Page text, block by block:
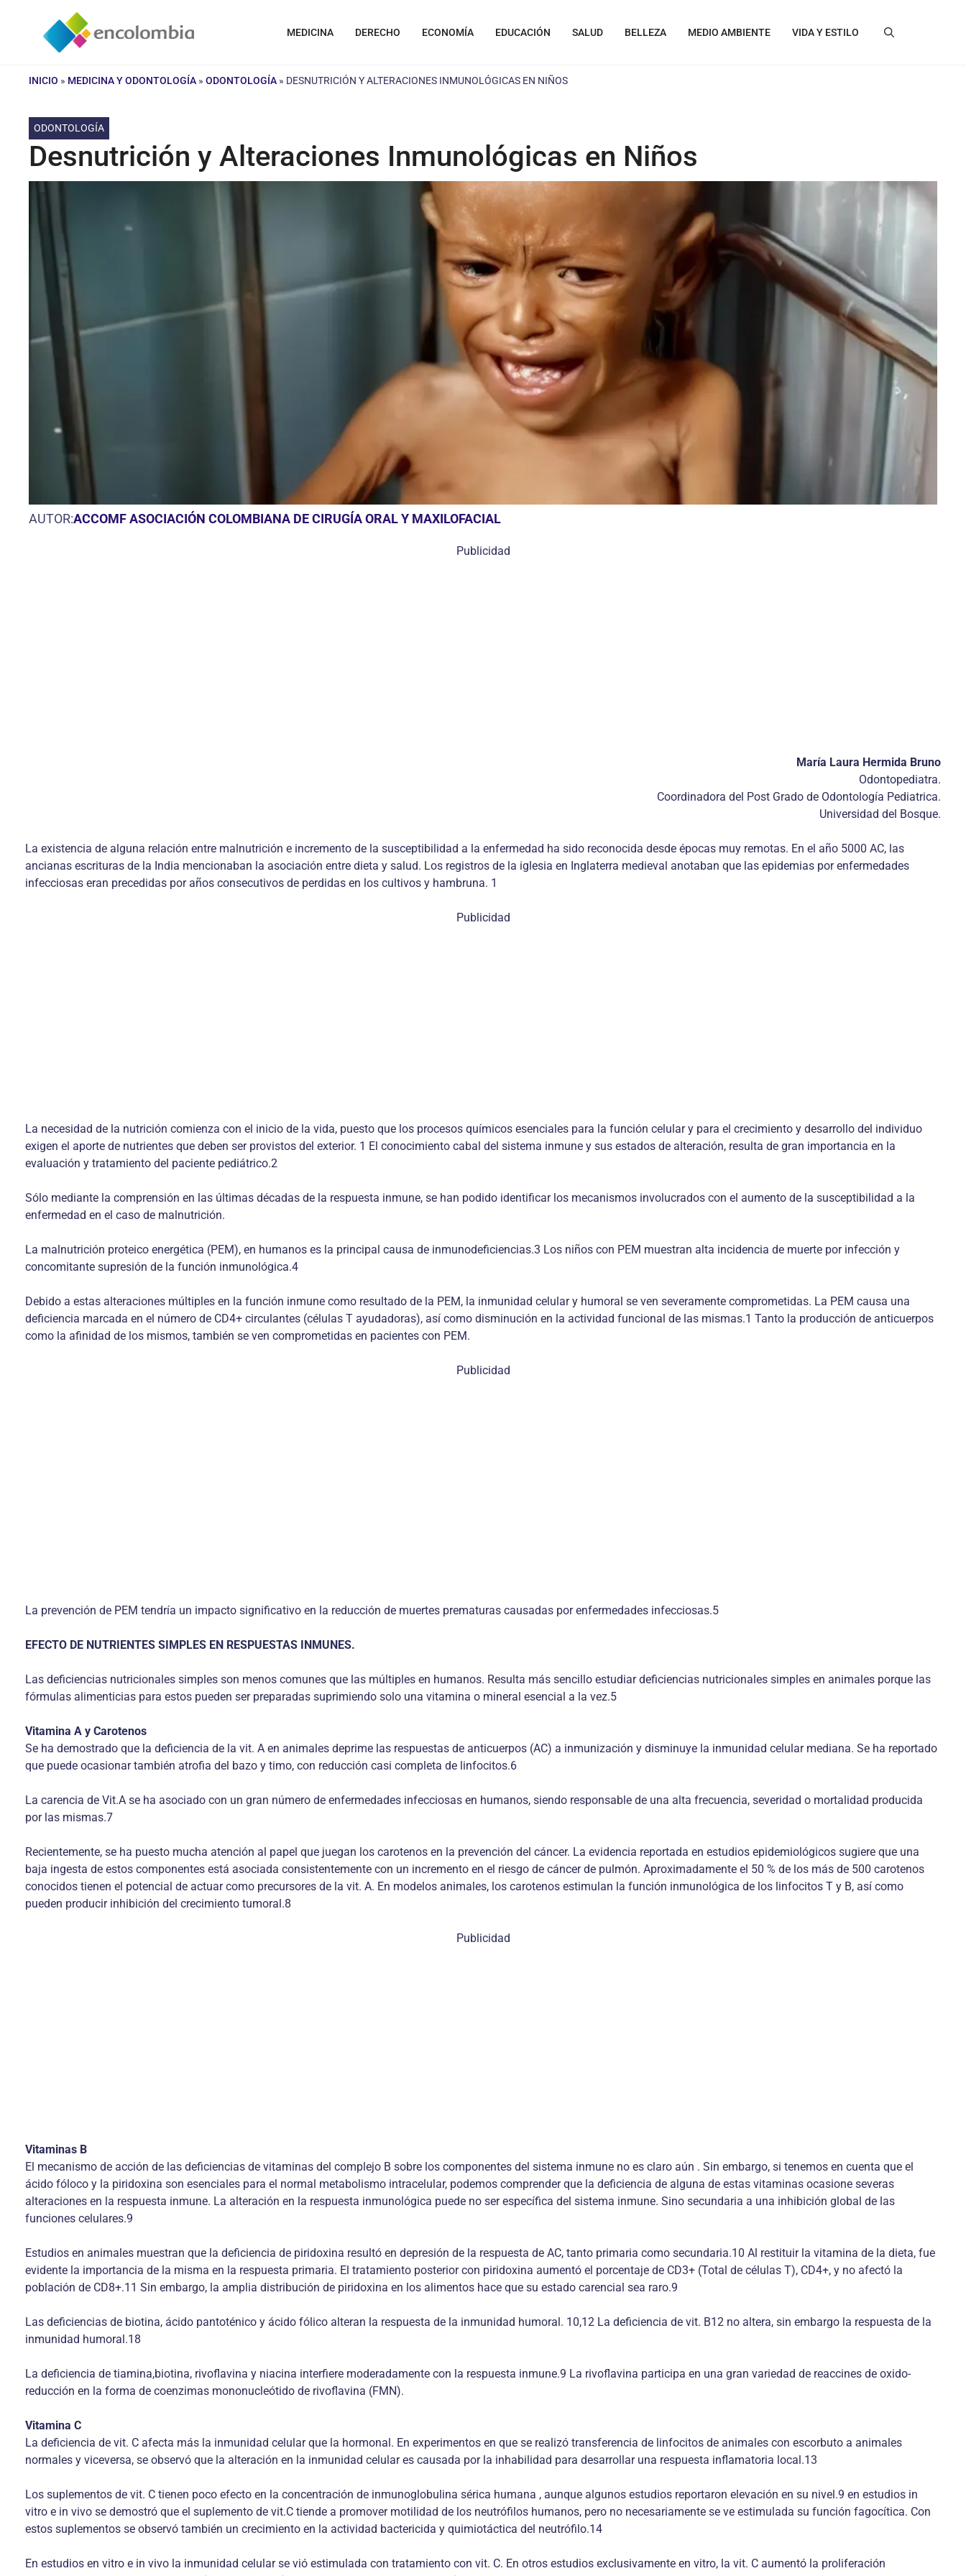
contenido
MEDICINA DERECHO ECONOMÍA EDUCACIÓN SALUD BELLEZA MEDIO AMBIENTE VIDA Y ESTILO
INICIO » MEDICINA Y ODONTOLOGÍA » ODONTOLOGÍA » DESNUTRICIÓN Y ALTERACIONES INMUNOLÓGICAS EN NIÑOS
ODONTOLOGÍA
Desnutrición y Alteraciones Inmunológicas en Niños
AUTOR:ACCOMF ASOCIACIÓN COLOMBIANA DE CIRUGÍA ORAL Y MAXILOFACIAL
Publicidad
María Laura Hermida Bruno
Odontopediatra.
Coordinadora del Post Grado de Odontología Pediatrica.
Universidad del Bosque.
La existencia de alguna relación entre malnutrición e incremento de la susceptibilidad a la enfermedad ha sido reconocida desde épocas muy remotas. En el año 5000 AC, las
ancianas escrituras de la India mencionaban la asociación entre dieta y salud. Los registros de la iglesia en Inglaterra medieval anotaban que las epidemias por enfermedades
infecciosas eran precedidas por años consecutivos de perdidas en los cultivos y hambruna. 1
Publicidad
La necesidad de la nutrición comienza con el inicio de la vida, puesto que los procesos químicos esenciales para la función celular y para el crecimiento y desarrollo del individuo
exigen el aporte de nutrientes que deben ser provistos del exterior. 1 El conocimiento cabal del sistema inmune y sus estados de alteración, resulta de gran importancia en la
evaluación y tratamiento del paciente pediátrico.2
Sólo mediante la comprensión en las últimas décadas de la respuesta inmune, se han podido identificar los mecanismos involucrados con el aumento de la susceptibilidad a la
enfermedad en el caso de malnutrición.
La malnutrición proteico energética (PEM), en humanos es la principal causa de inmunodeficiencias.3 Los niños con PEM muestran alta incidencia de muerte por infección y
concomitante supresión de la función inmunológica.4
Debido a estas alteraciones múltiples en la función inmune como resultado de la PEM, la inmunidad celular y humoral se ven severamente comprometidas. La PEM causa una
deficiencia marcada en el número de CD4+ circulantes (células T ayudadoras), así como disminución en la actividad funcional de las mismas.1 Tanto la producción de anticuerpos
como la afinidad de los mismos, también se ven comprometidas en pacientes con PEM.
Publicidad
La prevención de PEM tendría un impacto significativo en la reducción de muertes prematuras causadas por enfermedades infecciosas.5
EFECTO DE NUTRIENTES SIMPLES EN RESPUESTAS INMUNES.
Las deficiencias nutricionales simples son menos comunes que las múltiples en humanos. Resulta más sencillo estudiar deficiencias nutricionales simples en animales porque las
fórmulas alimenticias para estos pueden ser preparadas suprimiendo solo una vitamina o mineral esencial a la vez.5
Vitamina A y Carotenos
Se ha demostrado que la deficiencia de la vit. A en animales deprime las respuestas de anticuerpos (AC) a inmunización y disminuye la inmunidad celular mediana. Se ha reportado
que puede ocasionar también atrofia del bazo y timo, con reducción casi completa de linfocitos.6
La carencia de Vit.A se ha asociado con un gran número de enfermedades infecciosas en humanos, siendo responsable de una alta frecuencia, severidad o mortalidad producida
por las mismas.7
Recientemente, se ha puesto mucha atención al papel que juegan los carotenos en la prevención del cáncer. La evidencia reportada en estudios epidemiológicos sugiere que una
baja ingesta de estos componentes está asociada consistentemente con un incremento en el riesgo de cáncer de pulmón. Aproximadamente el 50 % de los más de 500 carotenos
conocidos tienen el potencial de actuar como precursores de la vit. A. En modelos animales, los carotenos estimulan la función inmunológica de los linfocitos T y B, así como
pueden producir inhibición del crecimiento tumoral.8
Publicidad
Vitaminas B
El mecanismo de acción de las deficiencias de vitaminas del complejo B sobre los componentes del sistema inmune no es claro aún . Sin embargo, si tenemos en cuenta que el
ácido fóloco y la piridoxina son esenciales para el normal metabolismo intracelular, podemos comprender que la deficiencia de alguna de estas vitaminas ocasione severas
alteraciones en la respuesta inmune. La alteración en la respuesta inmunológica puede no ser específica del sistema inmune. Sino secundaria a una inhibición global de las
funciones celulares.9
Estudios en animales muestran que la deficiencia de piridoxina resultó en depresión de la respuesta de AC, tanto primaria como secundaria.10 Al restituir la vitamina de la dieta, fue
evidente la importancia de la misma en la respuesta primaria. El tratamiento posterior con piridoxina aumentó el porcentaje de CD3+ (Total de células T), CD4+, y no afectó la
población de CD8+.11 Sin embargo, la amplia distribución de piridoxina en los alimentos hace que su estado carencial sea raro.9
Las deficiencias de biotina, ácido pantoténico y ácido fólico alteran la respuesta de la inmunidad humoral. 10,12 La deficiencia de vit. B12 no altera, sin embargo la respuesta de la
inmunidad humoral.18
La deficiencia de tiamina,biotina, rivoflavina y niacina interfiere moderadamente con la respuesta inmune.9 La rivoflavina participa en una gran variedad de reaccines de oxido-
reducción en la forma de coenzimas mononucleótido de rivoflavina (FMN).
Vitamina C
La deficiencia de vit. C afecta más la inmunidad celular que la hormonal. En experimentos en que se realizó transferencia de linfocitos de animales con escorbuto a animales
normales y viceversa, se observó que la alteración en la inmunidad celular es causada por la inhabilidad para desarrollar una respuesta inflamatoria local.13
Los suplementos de vit. C tienen poco efecto en la concentración de inmunoglobulina sérica humana , aunque algunos estudios reportaron elevación en su nivel.9 en estudios in
vitro e in vivo se demostró que el suplemento de vit.C tiende a promover motilidad de los neutrófilos humanos, pero no necesariamente se ve estimulada su función fagocítica. Con
estos suplementos se observó también un crecimiento en la actividad bactericida y quimiotáctica del neutrófilo.14
En estudios en vitro e in vivo la inmunidad celular se vió estimulada con tratamiento con vit. C. En otros estudios exclusivamente en vitro, la vit. C aumentó la proliferación